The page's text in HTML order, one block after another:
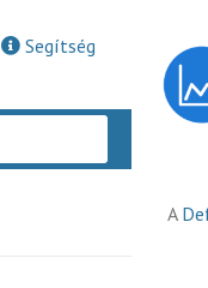
Segítség
A